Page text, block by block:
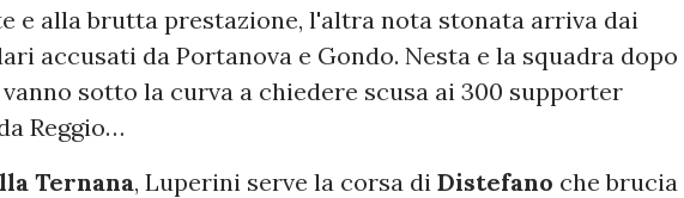
e alla brutta prestazione, l'altra nota stonata arriva dai
accusati da Portanova e Gondo. Nesta e la squadra dopo
sotto la curva a chiedere scusa ai 300 supporter
Reggio…
Ternana, Luperini serve la corsa di Distefano che brucia